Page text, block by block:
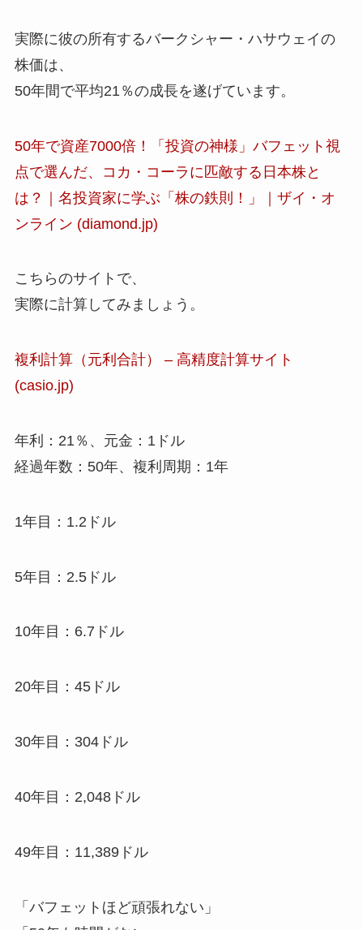
実際に彼の所有するバークシャー・ハサウェイの
株価は、
50年間で平均21％の成長を遂げています。
50年で資産7000倍！「投資の神様」バフェット視
点で選んだ、コカ・コーラに匹敵する日本株と
は？｜名投資家に学ぶ「株の鉄則！」｜ザイ・オ
ンライン (diamond.jp)
こちらのサイトで、
実際に計算してみましょう。
複利計算（元利合計） – 高精度計算サイト
(casio.jp)
年利：21％、元金：1ドル
経過年数：50年、複利周期：1年
1年目：1.2ドル
5年目：2.5ドル
10年目：6.7ドル
20年目：45ドル
30年目：304ドル
40年目：2,048ドル
49年目：11,389ドル
「バフェットほど頑張れない」